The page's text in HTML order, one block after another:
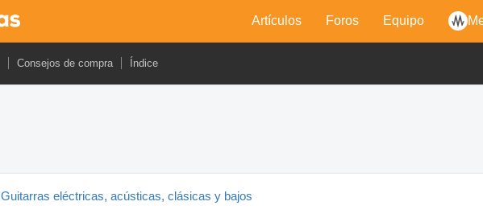
Artículos Foros Equipo
Consejos de compra Índice
Guitarras eléctricas, acústicas, clásicas y bajos